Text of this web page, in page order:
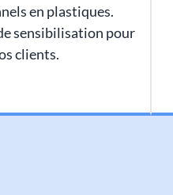
en plastiques.
sensibilisation pour
clients.